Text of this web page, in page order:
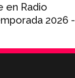
en Radio
2026 -